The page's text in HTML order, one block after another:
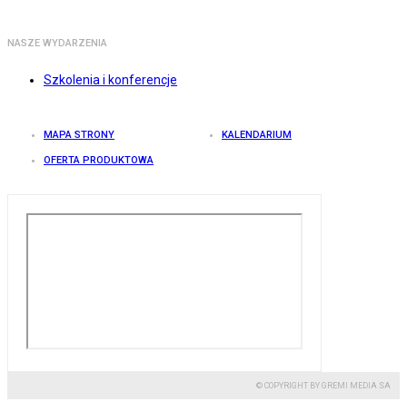
NASZE WYDARZENIA
Szkolenia i konferencje
MAPA STRONY KALENDARIUM
OFERTA PRODUKTOWA
© COPYRIGHT BY GREMI MEDIA SA